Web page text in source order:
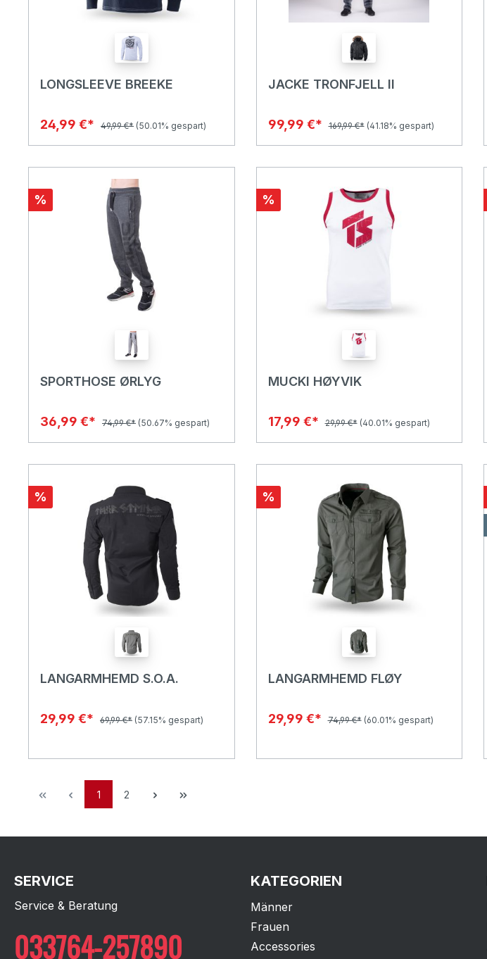
LONGSLEEVE BREEKE
24,99 €* 49,99 €* (50.01% gespart)
JACKE TRONFJELL II
99,99 €* 169,99 €* (41.18% gespart)
%
SPORTHOSE ØRLYG
36,99 €* 74,99 €* (50.67% gespart)
%
MUCKI HØYVIK
17,99 €* 29,99 €* (40.01% gespart)
%
LANGARMHEMD S.O.A.
29,99 €* 69,99 €* (57.15% gespart)
%
LANGARMHEMD FLØY
29,99 €* 74,99 €* (60.01% gespart)
1 2
SERVICE
Service & Beratung
033764-257890
KATEGORIEN
Männer
Frauen
Accessories